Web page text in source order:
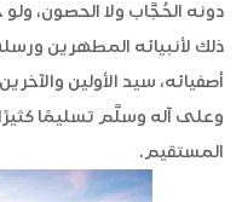
دونه الحُجَّاب ولا الحصون، ولو
ذلك لأنبيائه المطهرين
أصفيائه، سيد الأولين
وعلى آله وسلَّم تسليمًا
المستقيم.